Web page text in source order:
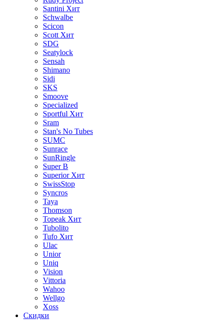
Santini Хит
Schwalbe
Scicon
Scott Хит
SDG
Seatylock
Sensah
Shimano
Sidi
SKS
Smoove
Specialized
Sportful Хит
Sram
Stan's No Tubes
SUMC
Sunrace
SunRingle
Super B
Superior Хит
SwissStop
Syncros
Taya
Thomson
Topeak Хит
Tubolito
Tufo Хит
Ulac
Unior
Uniq
Vision
Vittoria
Wahoo
Wellgo
Xoss
Скидки